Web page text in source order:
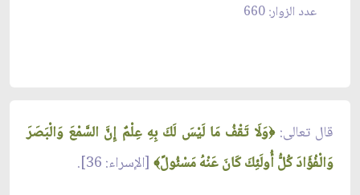
عدد الزوار: 660
قال تعالى:﴿وَلَا تَقْفُ مَا لَيْسَ لَكَ بِهِ عِلْمٌ إِنَّ السَّمْعَ وَالْبَصَرَ
وَالْفُؤَادَ كُلُّ أُولَئِكَ كَانَ عَنْهُ مَسْئُولً﴾[الإسراء: 36].